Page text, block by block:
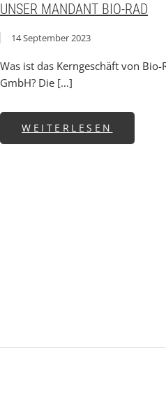
UNSER MANDANT BIO-RAD
14 September 2023
Was ist das Kerngeschäft von
GmbH? Die […]
WEITERLESEN